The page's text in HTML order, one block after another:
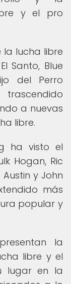
y el pro
la lucha libre
Santo, Blue
del Perro
a nuevas
libre.
ha visto el
Hogan, Ric
Austin y John
más
popular y
la
libre y el
lugar en la